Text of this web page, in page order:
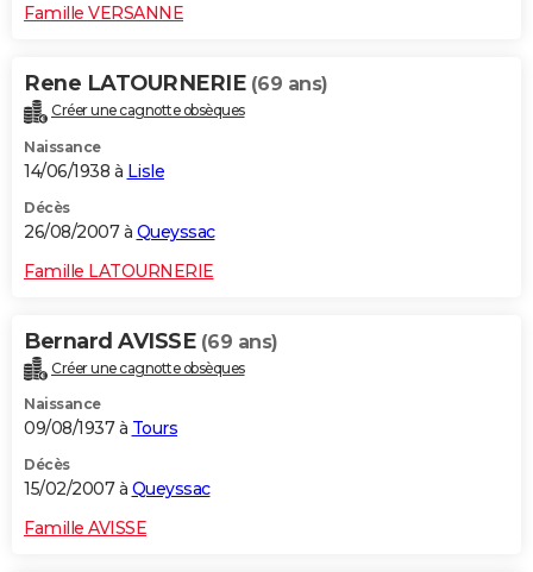
Famille VERSANNE
Rene LATOURNERIE (69 ans)
Créer une cagnotte obsèques
Naissance
14/06/1938 à Lisle
Décès
26/08/2007 à Queyssac
Famille LATOURNERIE
Bernard AVISSE (69 ans)
Créer une cagnotte obsèques
Naissance
09/08/1937 à Tours
Décès
15/02/2007 à Queyssac
Famille AVISSE